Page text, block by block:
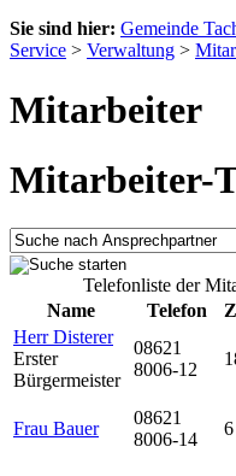
Sie sind hier: Gemeinde
Service > Verwaltung >
Mitarbeiter
Mitarbeiter-
Telefonliste der
Name
Telefon
Herr Disterer
Erster
Bürgermeister
08621
8006-12
Frau Bauer
08621
8006-14
6